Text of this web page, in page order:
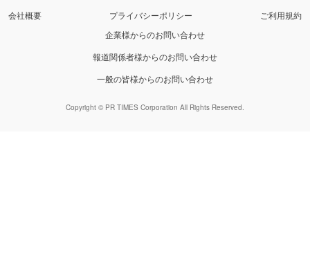
会社概要 プライバシーポリシー
ご利用規約
企業様からのお問い合わせ
報道関係者様からのお問い合わせ
一般の皆様からのお問い合わせ
Copyright © PR TIMES Corporation All Rights Reserved.